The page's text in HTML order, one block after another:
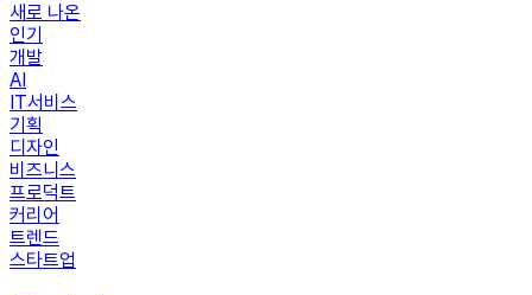
새로 나온
인기
개발
AI
IT서비스
기획
디자인
비즈니스
프로덕트
커리어
트렌드
스타트업